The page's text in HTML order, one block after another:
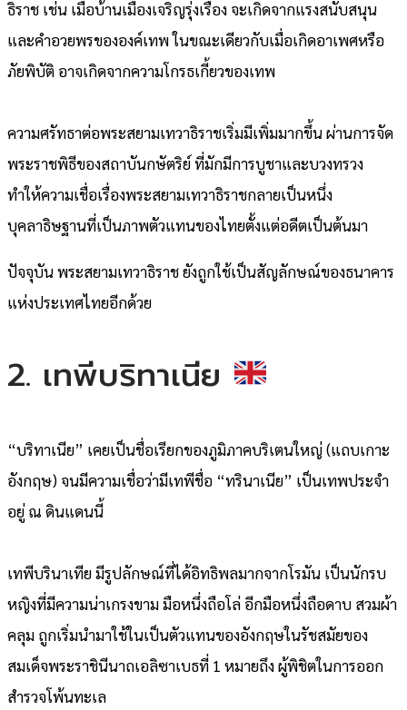
ธิราช เช่น เมื่อบ้านเมืองเจริญรุ่งเรือง จะเกิดจากแรงสนับสนุน
และคำอวยพรขององค์เทพ ในขณะเดียวกับเมื่อเกิดอาเพศหรือ
ภัยพิบัติ อาจเกิดจากความโกรธเกี้ยวของเทพ
ความศรัทธาต่อพระสยามเทวาธิราชเริ่มมีเพิ่มมากขึ้น ผ่านการจัด
พระราชพิธีของสถาบันกษัตริย์ ที่มักมีการบูชาและบวงทรวง
ทำให้ความเชื่อเรื่องพระสยามเทวาธิราชกลายเป็นหนึ่ง
บุคลาธิษฐานที่เป็นภาพตัวแทนของไทยตั้งแต่อดีตเป็นต้นมา
ปัจจุบัน พระสยามเทวาธิราช ยังถูกใช้เป็นสัญลักษณ์ของธนาคาร
แห่งประเทศไทยอีกด้วย
2. เทพีบริทาเนีย
“บริทาเนีย” เคยเป็นชื่อเรียกของภูมิภาคบริเตนใหญ่ (แถบเกาะ
อังกฤษ) จนมีความเชื่อว่ามีเทพีชื่อ “ทรินาเนีย” เป็นเทพประจำ
อยู่ ณ ดินแดนนี้
เทพีบรินาเทีย มีรูปลักษณ์ที่ได้อิทธิพลมากจากโรมัน เป็นนักรบ
หญิงที่มีความน่าเกรงขาม มือหนึ่งถือโล่ อีกมือหนึ่งถือดาบ สวมผ้า
คลุม ถูกเริ่มนำมาใช้ในเป็นตัวแทนของอังกฤษในรัชสมัยของ
สมเด็จพระราชินีนาถเอลิซาเบธที่ 1 หมายถึง ผู้พิชิตในการออก
สำรวจโพ้นทะเล